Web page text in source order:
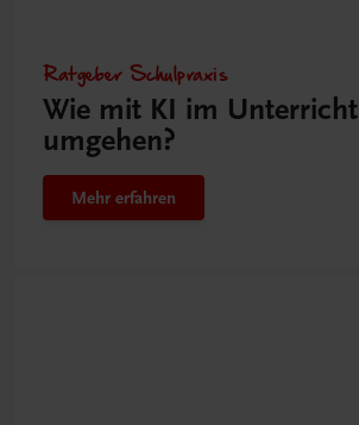
Ratgeber Schulpraxis
Wie mit KI im Unterricht
umgehen?
Mehr erfahren